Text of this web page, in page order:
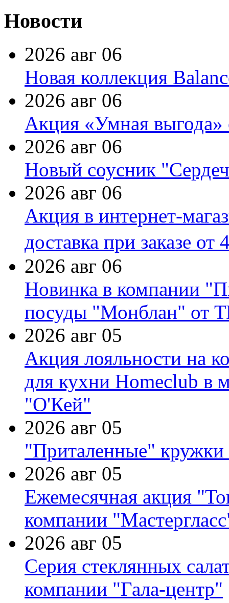
Новости
2026 авг 06
Новая коллекция
2026 авг 06
Акция «Умная выгода»
2026 авг 06
Новый соусник
2026 авг 06
Акция в интернет-
доставка при заказе от
2026 авг 06
Новинка в компании
посуды "Монблан" от
2026 авг 05
Акция лояльности на
для кухни Homeclub в
"О'Кей"
2026 авг 05
"Приталенные" кружки
2026 авг 05
Ежемесячная акция
компании
2026 авг 05
Серия стеклянных
компании "Гала-центр"